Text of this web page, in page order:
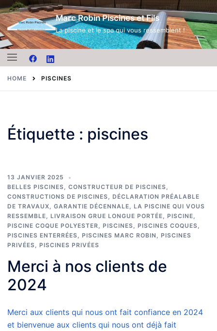
Skip
to
content
Marc Robin Piscines et Fils
La piscine et le spa qui vous ressemblent !
HOME PISCINES
Étiquette : piscines
13 JANVIER 2025
BELLES PISCINES, CONSTRUCTEUR DE PISCINES,
CONSTRUCTIONS DE PISCINES, DÉCLARATION PRÉALABLE
DE TRAVAUX, GARANTIE DÉCENNALE, LA PISCINE QUI VOUS
RESSEMBLE, LIVRAISON GRUE LONGUE PORTÉE, PISCINE,
PISCINE COQUE POLYESTER, PISCINES, PISCINES COQUES,
PISCINES ENTERRÉES, PISCINES MARC ROBIN , PISCINES
PRIVÉES, PISCINES PRIVÉES
Merci à nos clients de
2024
Merci aux clients qui nous ont fait confiance en 2024
et bienvenue aux clients qui nous ont déjà fait